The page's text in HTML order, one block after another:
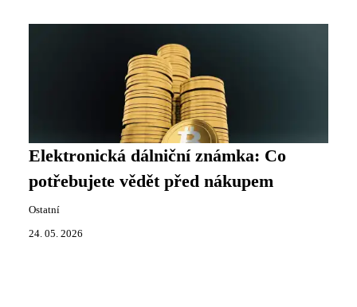
Elektronická dálniční známka: Co
potřebujete vědět před nákupem
Ostatní
24. 05. 2026